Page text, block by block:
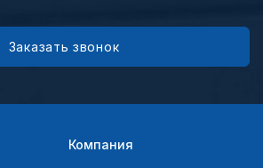
Заказать звонок
Компания